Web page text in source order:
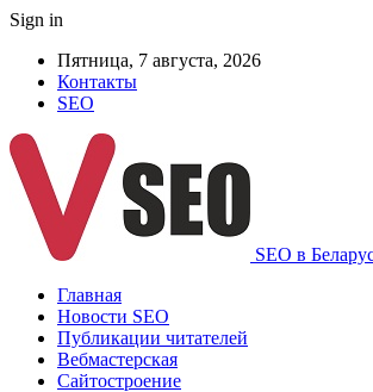
Sign in
Пятница, 7 августа, 2026
Контакты
SEO
SEO в
Главная
Новости SEO
Публикации читателей
Вебмастерская
Сайтостроение